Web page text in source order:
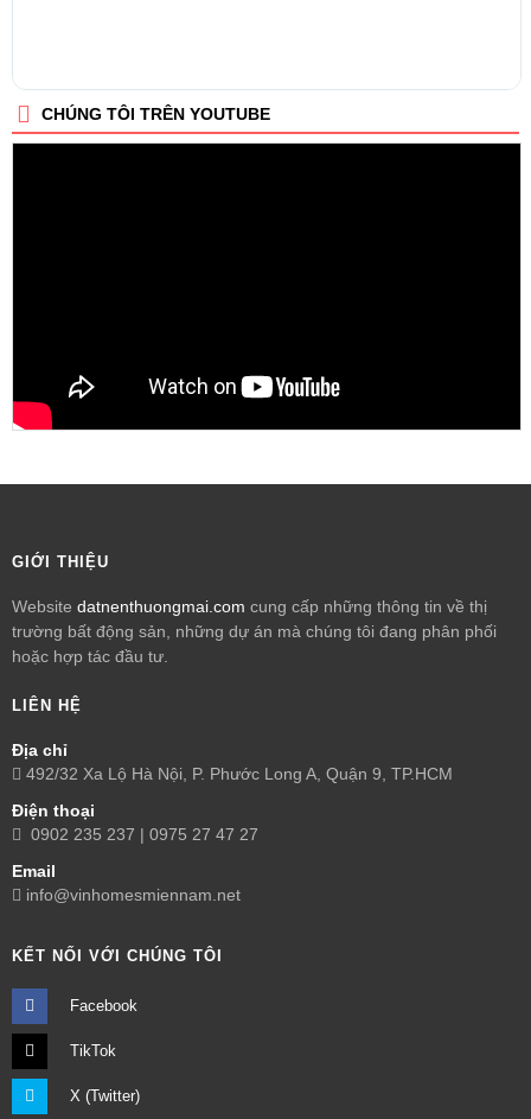
CHÚNG TÔI TRÊN YOUTUBE
GIỚI THIỆU
Website datnenthuongmai.com cung cấp những thông tin về thị
trường bất động sản, những dự án mà chúng tôi đang phân phối
hoặc hợp tác đầu tư.
LIÊN HỆ
Địa chỉ
492/32 Xa Lộ Hà Nội, P. Phước Long A, Quận 9, TP.HCM
Điện thoại
0902 235 237 | 0975 27 47 27
Email
info@vinhomesmiennam.net
KẾT NỐI VỚI CHÚNG TÔI
Facebook
TikTok
X (Twitter)